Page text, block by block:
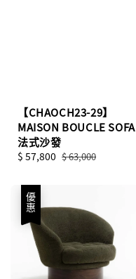
【CHAOCH23-29】
MAISON BOUCLE SOFA
法式沙發
Sale
$ 57,800 Regular
$ 63,000
優惠